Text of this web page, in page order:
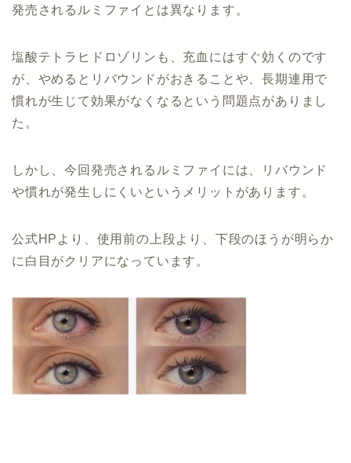
発売されるルミファイとは異なります。
塩酸テトラヒドロゾリンも、充血にはすぐ効くのです
が、やめるとリバウンドがおきることや、長期連用で
慣れが生じて効果がなくなるという問題点がありまし
た。
しかし、今回発売されるルミファイには、リバウンド
や慣れが発生しにくいというメリットがあります。
公式HPより、使用前の上段より、下段のほうが明らか
に白目がクリアになっています。